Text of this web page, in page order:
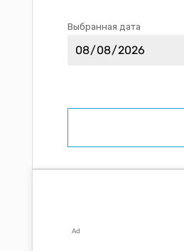
Выбранная дата
Ad